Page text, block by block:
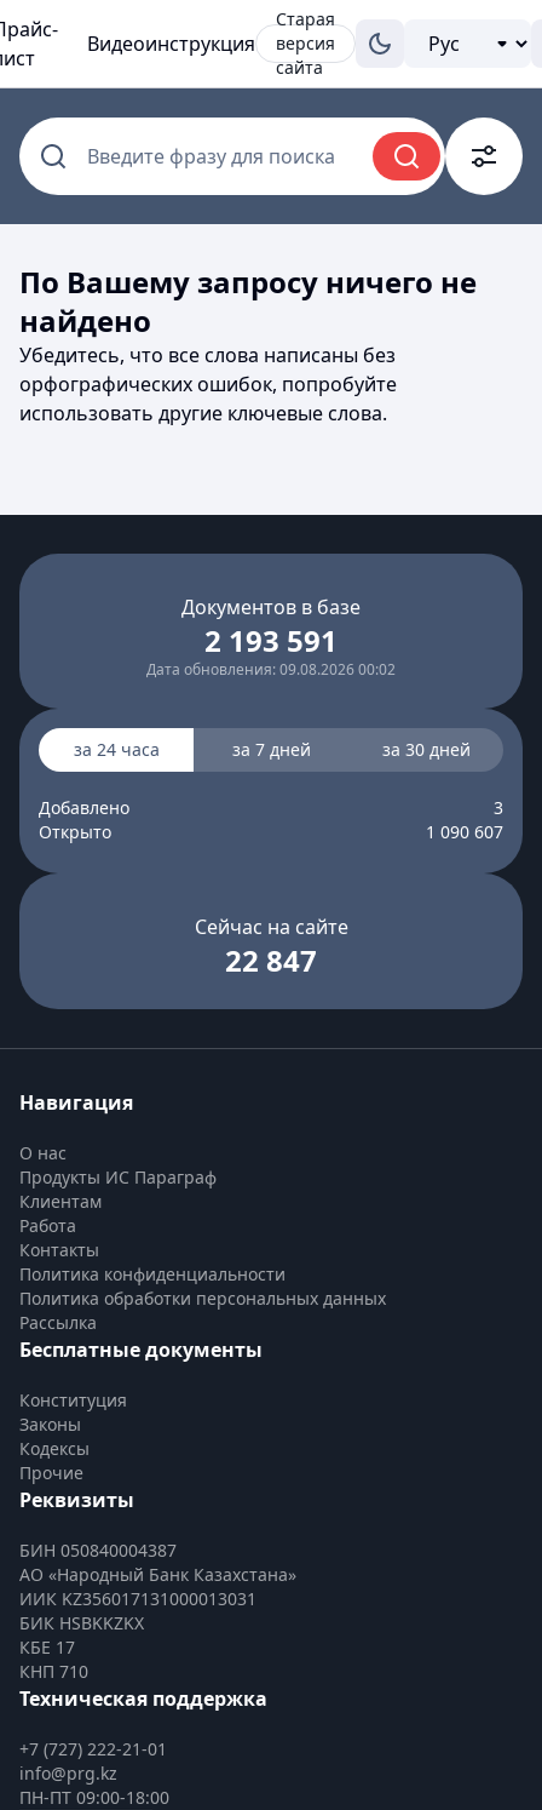
Видеоинструкция
Старая
версия
сайта
Введите фразу для поиска
По Вашему запросу ничего не
найдено
Убедитесь, что все слова написаны без
орфографических ошибок, попробуйте
использовать другие ключевые слова.
Документов в базе
2 193 591
Дата обновления: 09.08.2026 00:02
за 24 часа за 7 дней за 30 дней
Добавлено
3
Открыто
1 090 607
Сейчас на сайте
22 847
Навигация
О нас
Продукты ИС Параграф
Клиентам
Работа
Контакты
Политика конфиденциальности
Политика обработки персональных данных
Рассылка
Бесплатные документы
Конституция
Законы
Кодексы
Прочие
Реквизиты
БИН 050840004387
АО «Народный Банк Казахстана»
ИИК KZ356017131000013031
БИК HSBKKZKX
КБЕ 17
КНП 710
Техническая поддержка
+7 (727) 222-21-01
info@prg.kz
ПН-ПТ 09:00-18:00